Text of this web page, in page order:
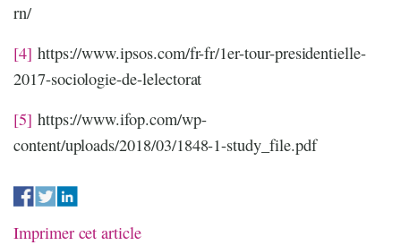
rn/
[4] https://www.ipsos.com/fr-fr/1er-tour-presidentielle-
2017-sociologie-de-lelectorat
[5] https://www.ifop.com/wp-
content/uploads/2018/03/1848-1-study_file.pdf
Imprimer cet article